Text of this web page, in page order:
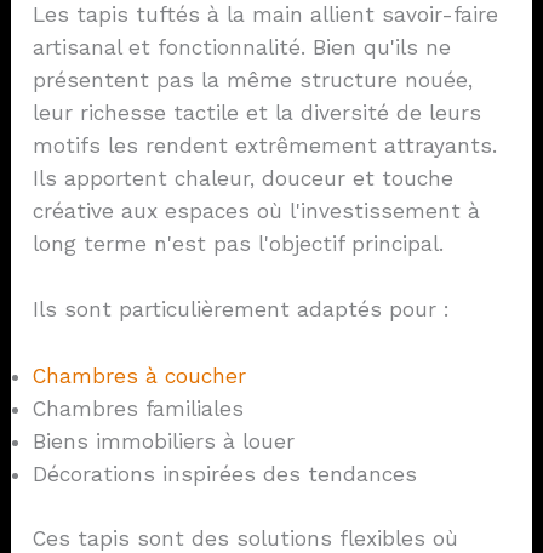
Les tapis tuftés à la main allient savoir-faire
artisanal et fonctionnalité. Bien qu'ils ne
présentent pas la même structure nouée,
leur richesse tactile et la diversité de leurs
motifs les rendent extrêmement attrayants.
Ils apportent chaleur, douceur et touche
créative aux espaces où l'investissement à
long terme n'est pas l'objectif principal.
Ils sont particulièrement adaptés pour :
Chambres à coucher
Chambres familiales
Biens immobiliers à louer
Décorations inspirées des tendances
Ces tapis sont des solutions flexibles où